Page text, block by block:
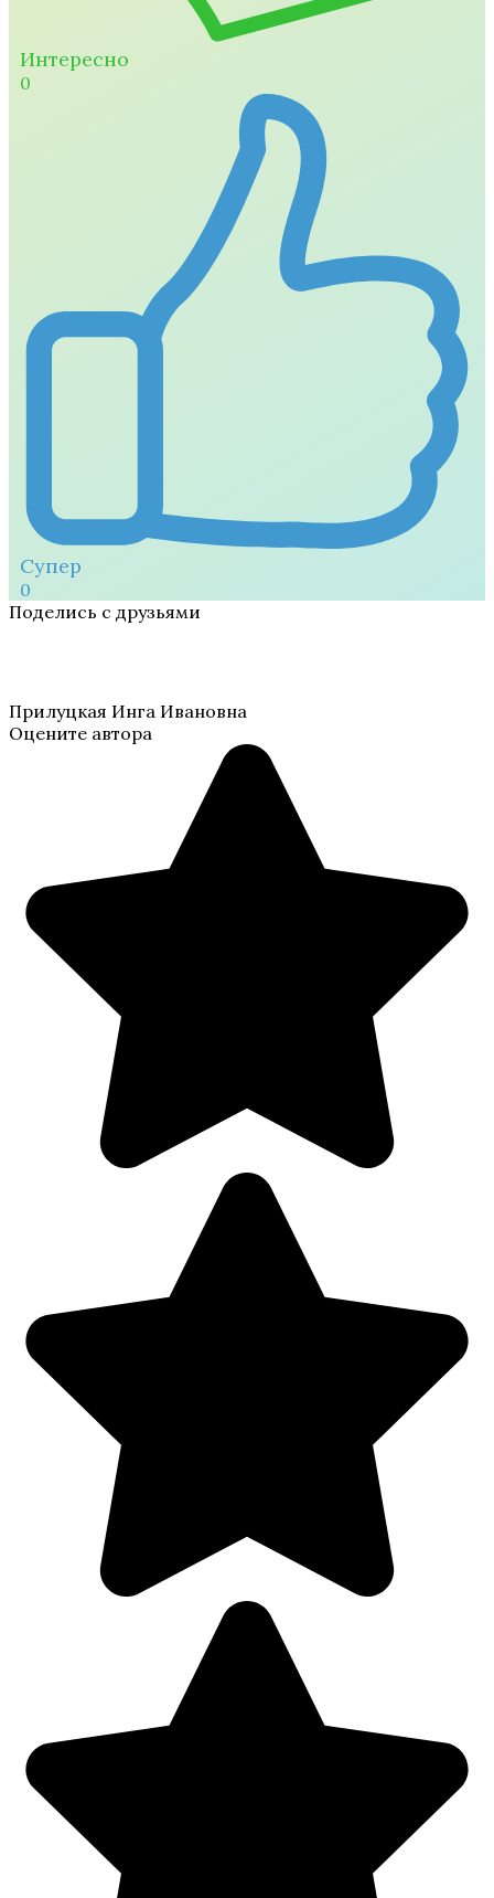
Интересно
0
Супер
0
Поделись с друзьями
Прилуцкая Инга Ивановна
Оцените автора